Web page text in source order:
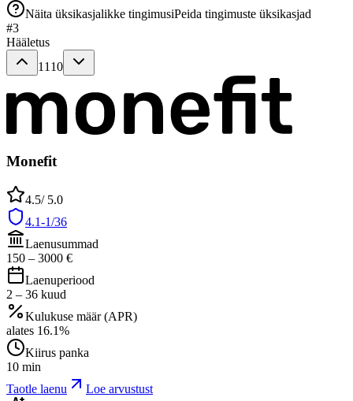
Näita üksikasjalikke tingimusiPeida tingimuste üksikasjad
#3
Hääletus
1110
Monefit
4.5/ 5.0
4.1-1/36
Laenusummad
150 – 3000 €
Laenuperiood
2 – 36 kuud
Kulukuse määr (APR)
alates 16.1%
Kiirus panka
10 min
Taotle laenu
Loe arvustust